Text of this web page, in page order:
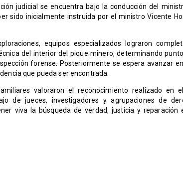
judicial se encuentra bajo la conducción del
sido inicialmente instruida por el ministro Vicente
equipos especializados lograron
del interior del pique minero, determinando
forense. Posteriormente se espera avanzar
que pueda ser encontrada.
valoraron el reconocimiento realizado en
de jueces, investigadores y agrupaciones de
viva la búsqueda de verdad, justicia y reparación